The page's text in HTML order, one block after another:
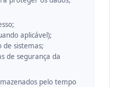
aplicável);
sistemas;
de segurança da
pelo tempo